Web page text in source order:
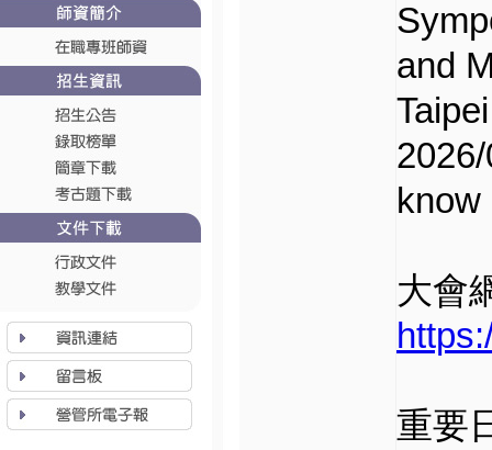
and
大會
重要